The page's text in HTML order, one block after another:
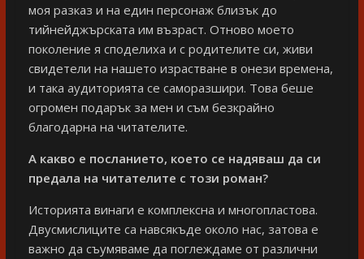
моя разказ и на един персонаж близък до
тийнейджърската им възраст. Отново моето
поколение я споделиха и с родителите си, живи
свидетели на нашето израстване в онези времена,
и така аудиторията се саморазшири. Това беше
огромен подарък за мен и съм безкрайно
благодарна на читателите.
А какво е посланието, което се надяваш да си
предала на читателите с този роман?
Историята винаги е комплексна и многопластова.
Двусмислиците са навсякъде около нас, затова е
важно да съумяваме да поглеждаме от различни